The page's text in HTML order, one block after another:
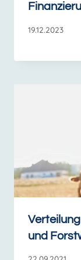
19.12.2023
und